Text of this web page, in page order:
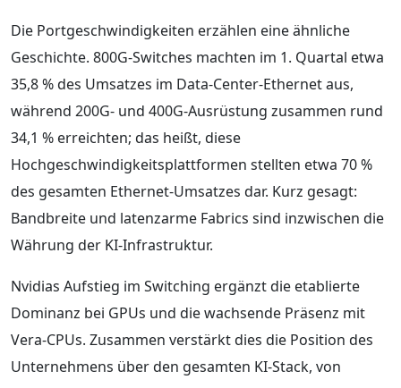
Die Portgeschwindigkeiten erzählen eine ähnliche
Geschichte. 800G-Switches machten im 1. Quartal etwa
35,8 % des Umsatzes im Data-Center-Ethernet aus,
während 200G- und 400G-Ausrüstung zusammen rund
34,1 % erreichten; das heißt, diese
Hochgeschwindigkeitsplattformen stellten etwa 70 %
des gesamten Ethernet-Umsatzes dar. Kurz gesagt:
Bandbreite und latenzarme Fabrics sind inzwischen die
Währung der KI-Infrastruktur.
Nvidias Aufstieg im Switching ergänzt die etablierte
Dominanz bei GPUs und die wachsende Präsenz mit
Vera-CPUs. Zusammen verstärkt dies die Position des
Unternehmens über den gesamten KI-Stack, von